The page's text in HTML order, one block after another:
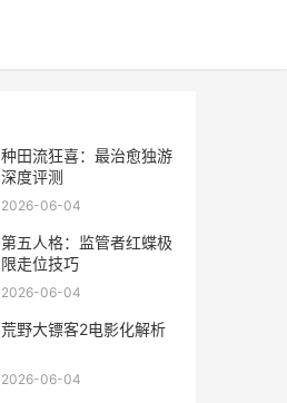
种田流狂喜：最治愈独游
深度评测
2026-06-04
第五人格：监管者红蝶极
限走位技巧
2026-06-04
荒野大镖客2电影化解析
2026-06-04